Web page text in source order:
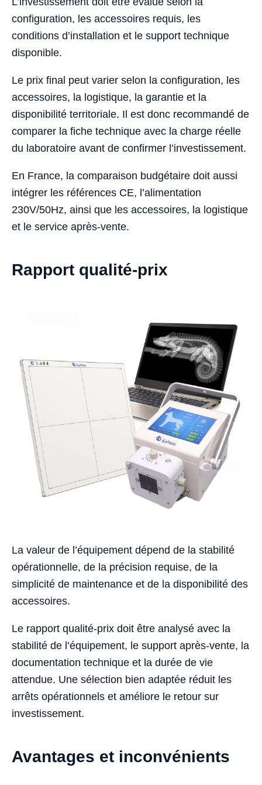
configuration, les accessoires requis, les
conditions d’installation et le support technique
disponible.
Le prix final peut varier selon la configuration, les
accessoires, la logistique, la garantie et la
disponibilité territoriale. Il est donc recommandé de
comparer la fiche technique avec la charge réelle
du laboratoire avant de confirmer l’investissement.
En France, la comparaison budgétaire doit aussi
intégrer les références CE, l’alimentation
230V/50Hz, ainsi que les accessoires, la logistique
et le service après-vente.
Rapport qualité-prix
La valeur de l’équipement dépend de la stabilité
opérationnelle, de la précision requise, de la
simplicité de maintenance et de la disponibilité des
accessoires.
Le rapport qualité-prix doit être analysé avec la
stabilité de l’équipement, le support après-vente, la
documentation technique et la durée de vie
attendue. Une sélection bien adaptée réduit les
arrêts opérationnels et améliore le retour sur
investissement.
Avantages et inconvénients